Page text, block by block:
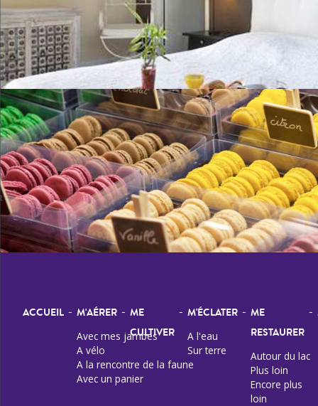
ACCUEIL - M'AÉRER
Avec mes jambes
A vélo
A la rencontre de la faune
Avec un panier
- ME
CULTIVER
- M'ÉCLATER
A l'eau
Sur terre
- ME
RESTAURER
Autour du lac
Plus loin
Encore plus
loin
-